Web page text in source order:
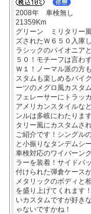
2008年 車検無し
21359Km
グリーン ミリタリー
ズされたＷ６５０入庫
ラシックのパイオニア
５０！モチーフは言わ
Ｗ１！ノーマル派の方
スタムも楽しめるバイ
ーツのメグロ風カスタ
フェレーサーにトラッ
アメリカンスタイルな
ンルは多岐にわたりま
タリー風にカスタムさ
ご紹介です！シングル
と小振りなタンデムシ
車検対応のワイバーン
ラーを装着！サイドバ
付けられた弾倉ケース
メタリックのボディと
を盛り上げてくれます
いカスタムですが好き
ゃないですかね！